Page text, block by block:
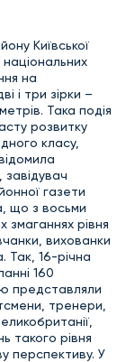
Київської
національних
на
і три зірки –
Така подія
розвитку
класу,
газети
що з восьми
змаганнях рівня
вихованки
Так, 16-річна
160
представляли
тренери,
такого рівня
перспективу. У